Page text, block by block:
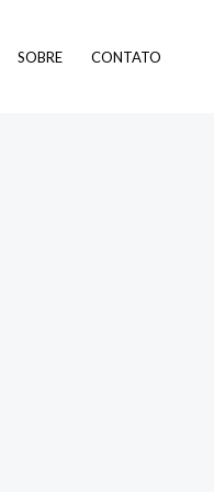
SOBRE CONTATO